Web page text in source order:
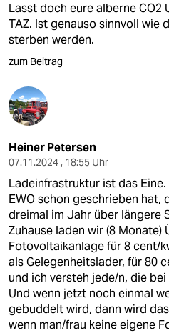
Lasst doch eure alberne CO2
TAZ. Ist genauso sinnvoll wie
sterben werden.
zum Beitrag
Heiner Petersen
07.11.2024 , 18:55 Uhr
Ladeinfrastruktur ist das
EWO schon geschrieben hat,
dreimal im Jahr über längere
Zuhause laden wir (8
Fotovoltaikanlage für 8 cent/
als Gelegenheitslader, für 80
und ich versteh jede/n, die
Und wenn jetzt noch einmal
gebuddelt wird, dann wird
wenn man/frau keine eigene